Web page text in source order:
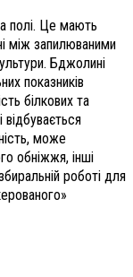
полі. Це мають
між запилюваними
Бджолині
показників
білкових та
відбувається
може
обніжжя, інші
роботі для